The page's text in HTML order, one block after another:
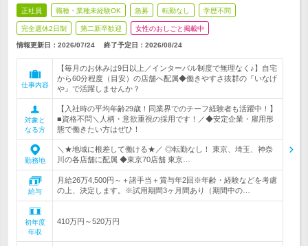
正社員 職種・業種未経験OK 急募 転勤なし 学歴不問
完全週休2日制 第二新卒歓迎 女性のおしごと掲載中
情報更新日：2026/07/24 終了予定日： 2026/08/24
仕事内容
【毎月のお休みは9日以上／インターバル制度で無理なく♪】自宅
から60分程度（目安）の店舗へ配属◆働きやすさ抜群の『いなげ
や』で活躍しませんか？
対象と
なる方
【入社時の平均年齢29歳！同業界でのチーフ経験者も活躍中！】
■資格不問＼人柄・意欲重視の採用です！／◆安定企業・雇用形
態で働きたい方はぜひ！
勤務地
＼★地域に根差して働ける★／ ◎転勤なし！ 東京、埼玉、神奈
川の各店舗に配属 ◆東京70店舗 東京…
給与
月給26万4,500円～＋諸手当＋賞与年2回※年齢・経験などを考慮
の上、決定します。※試用期間3ヶ月間あり（期間中の…
初年度
年収
410万円～520万円